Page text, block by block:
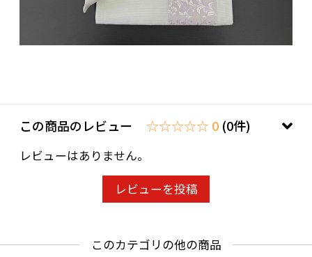
この商品のレビュー ☆☆☆☆☆ 0 (0件)
レビューはありません。
レビューを投稿
このカテゴリの他の商品